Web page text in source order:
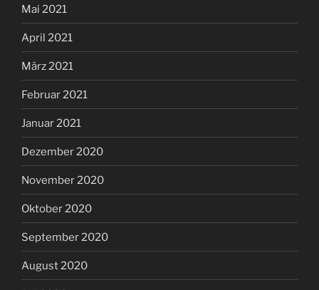
Mai 2021
April 2021
März 2021
Februar 2021
Januar 2021
Dezember 2020
November 2020
Oktober 2020
September 2020
August 2020